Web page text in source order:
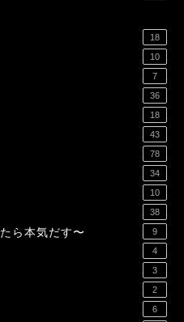
18
10
7
36
18
43
78
34
10
38
ら本気だす〜 9
4
3
2
6